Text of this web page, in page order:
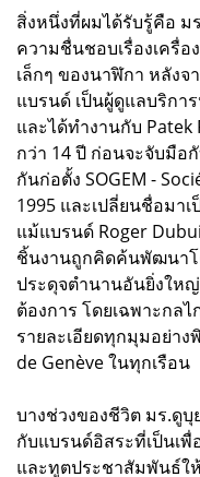
สิ่งหนึ่งที่ผมได้รับรู้คือ ม
ความชื่นชอบเรื่องเครื่อ
เล็กๆ ของนาฬิกา หลัง
แบรนด์ เป็นผู้ดูแลบริกา
และได้ทำงานกับ
กว่า 14 ปี ก่อนจะจับมือ
กันก่อตั้ง SOGEM -
1995 และเปลี่ยนชื่อมา
แม้แบรนด์ Roger
ชิ้นงานถูกคิดค้นพัฒนาโ
ประดุจตำนานอันยิ่งให
ต้องการ โดยเฉพาะก
รายละเอียดทุกมุมอย่า
de Genève ในทุกเรือน
บางช่วงของชีวิต มร.ดูบุ
กับแบรนด์อิสระที่เป็นเ
และทูตประชาสัมพันธ์ใ